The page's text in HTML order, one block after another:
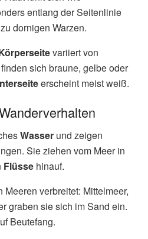
entlang der Seitenlinie
dornigen Warzen.
variiert von
sich braune, gelbe oder
erscheint meist weiß.
Wasser und zeigen
Sie ziehen vom Meer in
Flüsse hinauf.
verbreitet: Mittelmeer,
graben sie sich im Sand ein.
Beutefang.